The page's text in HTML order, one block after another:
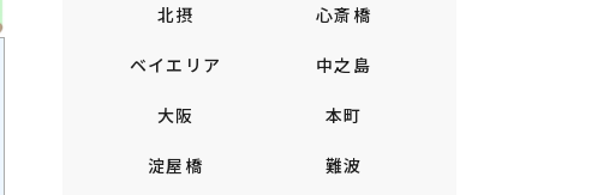
北摂 心斎橋
ベイエリア 中之島
大阪 本町
淀屋橋 難波